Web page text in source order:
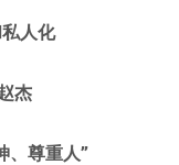
人化
杰
、尊重人”